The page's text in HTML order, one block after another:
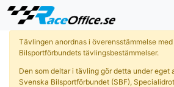
Tävlingen anordnas i överensstämmelse
Bilsportförbundets tävlingsbestämmelser.
Den som deltar i tävling gör detta under eget
Svenska Bilsportförbundet (SBF),